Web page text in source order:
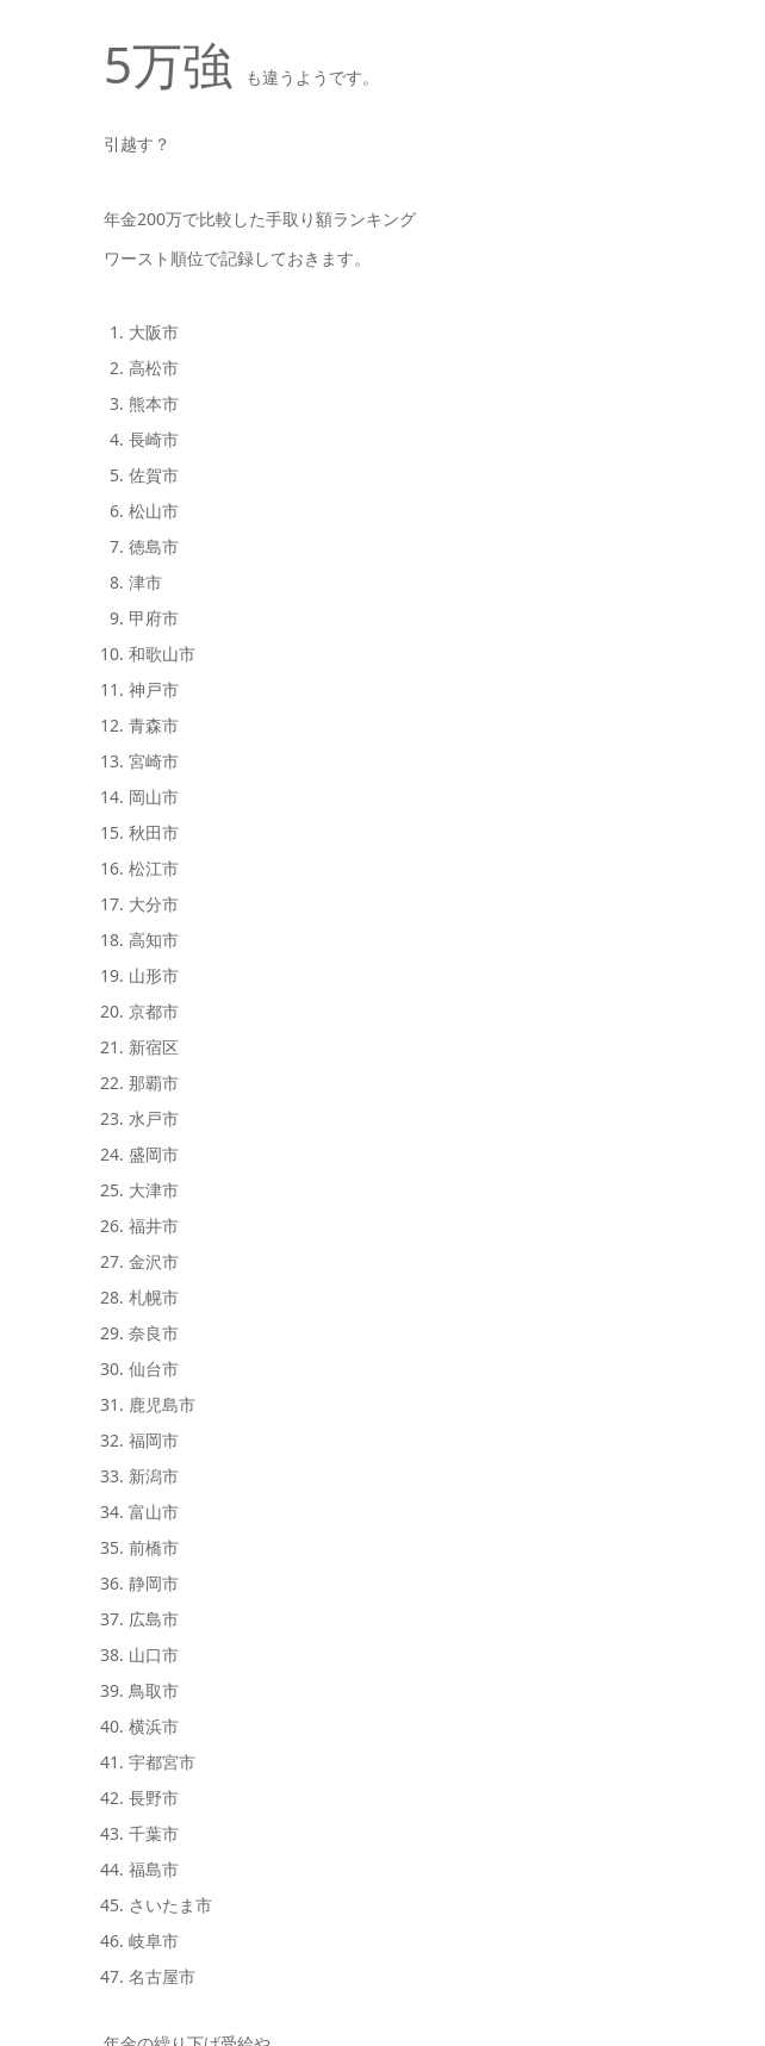
5万強 も違うようです。
引越す？
年金200万で比較した手取り額ランキング
ワースト順位で記録しておきます。
大阪市
高松市
熊本市
長崎市
佐賀市
松山市
徳島市
津市
甲府市
和歌山市
神戸市
青森市
宮崎市
岡山市
秋田市
松江市
大分市
高知市
山形市
京都市
新宿区
那覇市
水戸市
盛岡市
大津市
福井市
金沢市
札幌市
奈良市
仙台市
鹿児島市
福岡市
新潟市
富山市
前橋市
静岡市
広島市
山口市
鳥取市
横浜市
宇都宮市
長野市
千葉市
福島市
さいたま市
岐阜市
名古屋市